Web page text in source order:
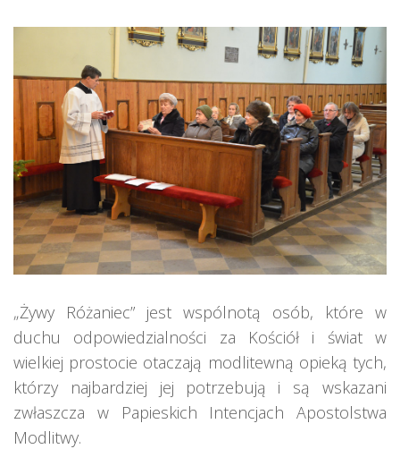
„Żywy Różaniec” jest wspólnotą osób, które w
duchu odpowiedzialności za Kościół i świat w
wielkiej prostocie otaczają modlitewną opieką tych,
którzy najbardziej jej potrzebują i są wskazani
zwłaszcza w Papieskich Intencjach Apostolstwa
Modlitwy.